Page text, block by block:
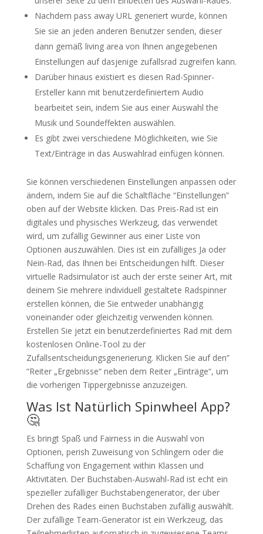
Nachdem pass away URL generiert wurde, können
Sie sie an jeden anderen Benutzer senden, dieser
dann gemäß living area von Ihnen angegebenen
Einstellungen auf dasjenige zufallsrad zugreifen kann.
Darüber hinaus existiert es diesen Rad-Spinner-
Ersteller kann mit benutzerdefiniertem Audio
bearbeitet sein, indem Sie aus einer Auswahl the
Musik und Soundeffekten auswählen.
Es gibt zwei verschiedene Möglichkeiten, wie Sie
Text/Einträge in das Auswahlrad einfügen können.
Sie können verschiedenen Einstellungen anpassen oder
ändern, indem Sie auf die Schaltfläche “Einstellungen”
oben auf der Website klicken. Das Preis-Rad ist ein
digitales und physisches Werkzeug, das verwendet
wird, um zufällig Gewinner aus einer Liste von
Optionen auszuwählen. Dies ist ein zufälliges Ja oder
Nein-Rad, das Ihnen bei Entscheidungen hilft. Dieser
virtuelle Radsimulator ist auch der erste seiner Art, mit
deinem Sie mehrere individuell gestaltete Radspinner
erstellen können, die Sie entweder unabhängig
voneinander oder gleichzeitig verwenden können.
Erstellen Sie jetzt ein benutzerdefiniertes Rad mit dem
kostenlosen Online-Tool zu der
Zufallsentscheidungsgenerierung. Klicken Sie auf den”
“Reiter „Ergebnisse“ neben dem Reiter „Einträge“, um
die vorherigen Tippergebnisse anzuzeigen.
Was Ist Natürlich Spinwheel App?
🤔
Es bringt Spaß und Fairness in die Auswahl von
Optionen, perish Zuweisung von Schlingern oder die
Schaffung von Engagement within Klassen und
Aktivitäten. Der Buchstaben-Auswahl-Rad ist echt ein
spezieller zufälliger Buchstabengenerator, der über
Drehen des Rades einen Buchstaben zufällig auswählt.
Der zufällige Team-Generator ist ein Werkzeug, das